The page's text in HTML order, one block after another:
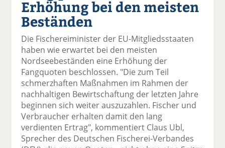
el
a
F
ac
e
b
o
o
k
te
il
e
el
t
tt
n
el
a
Li
di
n
te
e
n
el
p
E
v
er
se
e
el
D
Erhöhung bei den meisten
Beständen
Die Fischereiminister der EU-Mitgliedsstaaten
haben wie erwartet bei den meisten
Nordseebeständen eine Erhöhung der
Fangquoten beschlossen. "Die zum Teil
schmerzhaften Maßnahmen im Rahmen der
nachhaltigen Bewirtschaftung der letzten Jahre
beginnen sich weiter auszuzahlen. Fischer und
Verbraucher erhalten damit den lang
verdienten Ertrag", kommentiert Claus Ubl,
Sprecher des Deutschen Fischerei-Verbandes